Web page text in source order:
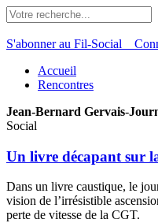
S'abonner au Fil-Social
Accueil
Rencontres
Jean-Bernard Gervais-
Social
Un livre décapant sur
Dans un livre caustique, le
vision de l’irrésistible
perte de vitesse de la CGT.